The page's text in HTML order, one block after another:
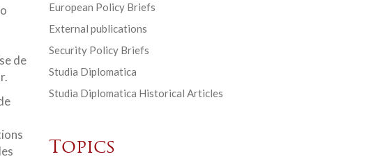
de
European Policy Briefs
External publications
Security Policy Briefs
Studia Diplomatica
Studia Diplomatica Historical Articles
Topics